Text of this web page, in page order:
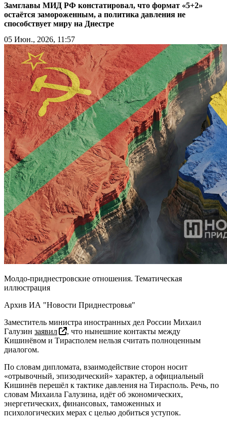
Замглавы МИД РФ констатировал, что формат «5+2»
остаётся замороженным, а политика давления не
способствует миру на Днестре
05 Июн., 2026, 11:57
Молдо-приднестровские отношения. Тематическая
иллюстрация
Архив ИА "Новости Приднестровья"
Заместитель министра иностранных дел России Михаил
Галузин заявил
, что нынешние контакты между
Кишинёвом и Тирасполем нельзя считать полноценным
диалогом.
По словам дипломата, взаимодействие сторон носит
«отрывочный, эпизодический» характер, а официальный
Кишинёв перешёл к тактике давления на Тирасполь. Речь, по
словам Михаила Галузина, идёт об экономических,
энергетических, финансовых, таможенных и
психологических мерах с целью добиться уступок.